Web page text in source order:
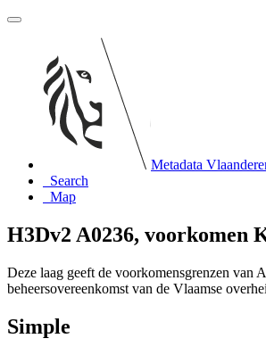
Metadata
Search
Map
H3Dv2 A0236, voorkomen
Deze laag geeft de voorkomensgrenzen van
beheersovereenkomst van de Vlaamse
Simple